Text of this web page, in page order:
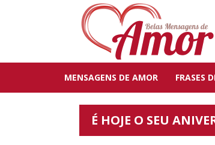
MENSAGENS DE AMOR FRASES
É HOJE O SEU